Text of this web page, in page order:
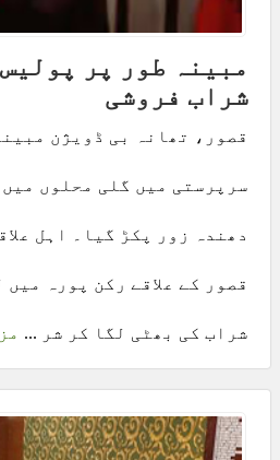
مبینہ طور پر
شراب فروشی
قصور، تھانہ بی ڈویژن
سرپرستی میں گلی محلوں
دھندہ زور پکڑ گیا۔ اہل
قصور کے علاقے رکن پورہ
شراب کی بھٹی لگا کر شر ...